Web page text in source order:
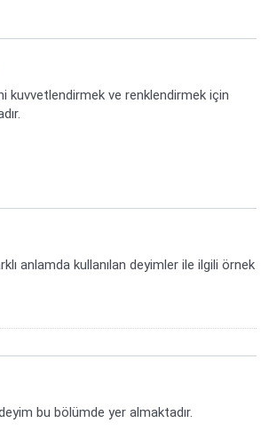
kuvvetlendirmek ve renklendirmek için
anlamda kullanılan deyimler ile ilgili örnek
bu bölümde yer almaktadır.